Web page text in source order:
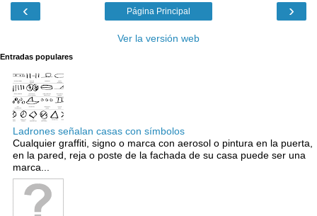
‹ ›
Página Principal
Ver la versión web
Entradas populares
Ladrones señalan casas con símbolos
Cualquier graffiti, signo o marca con aerosol o pintura en la puerta,
en la pared, reja o poste de la fachada de su casa puede ser una
marca...